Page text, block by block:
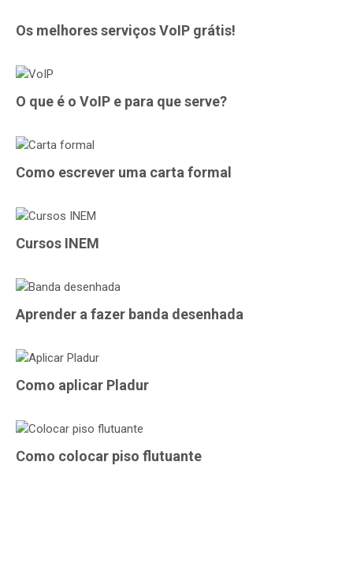
Os melhores serviços VoIP grátis!
O que é o VoIP e para que serve?
Como escrever uma carta formal
Cursos INEM
Aprender a fazer banda desenhada
Como aplicar Pladur
Como colocar piso flutuante